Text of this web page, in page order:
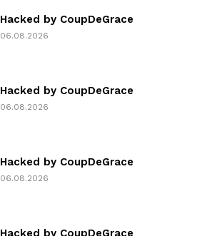
Hacked by CoupDeGrace
06.08.2026
Hacked by CoupDeGrace
06.08.2026
Hacked by CoupDeGrace
06.08.2026